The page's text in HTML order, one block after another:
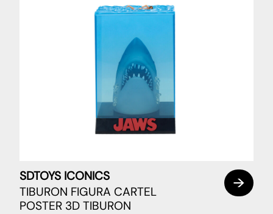
SDTOYS ICONICS
TIBURON FIGURA CARTEL
POSTER 3D TIBURON